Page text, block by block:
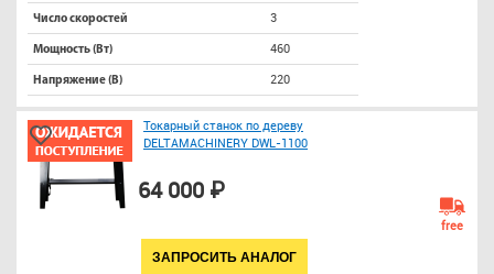
Число скоростей 3
Мощность (Вт) 460
Напряжение (В) 220
Токарный станок по дереву
DELTAMACHINERY DWL-1100
64 000 ₽
ЗАПРОСИТЬ АНАЛОГ
free